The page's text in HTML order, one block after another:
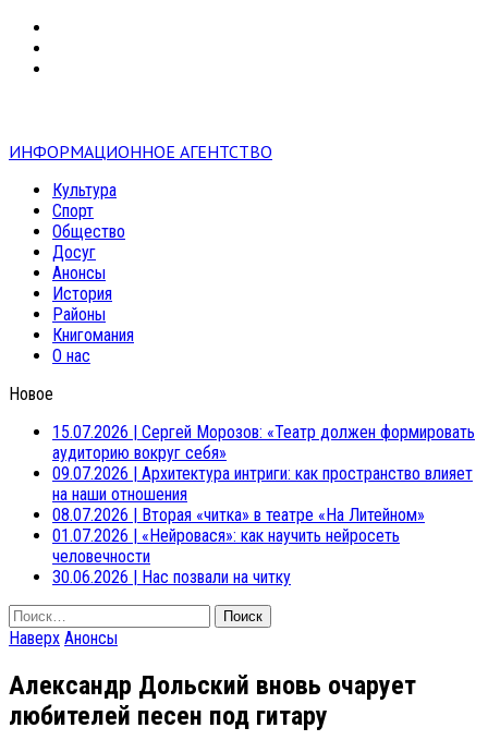
ИНФОРМАЦИОННОЕ АГЕНТСТВО
Культура
Спорт
Общество
Досуг
Анонсы
История
Районы
Книгомания
О нас
Новое
15.07.2026 | Сергей Морозов: «Театр должен формировать
аудиторию вокруг себя»
09.07.2026 | Архитектура интриги: как пространство влияет
на наши отношения
08.07.2026 | Вторая «читка» в театре «На Литейном»
01.07.2026 | «Нейровася»: как научить нейросеть
человечности
30.06.2026 | Нас позвали на читку
Найти:
Наверх Анонсы
Александр Дольский вновь очарует
любителей песен под гитару